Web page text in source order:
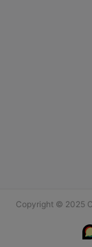
Copyright © 2025